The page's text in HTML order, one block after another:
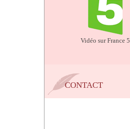
Vidéo sur France 5
CONTACT